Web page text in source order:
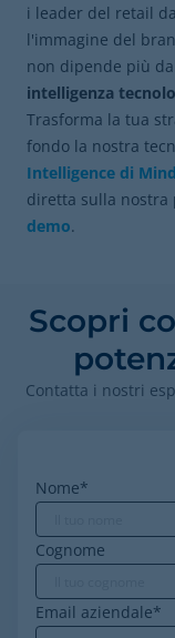
i leader del retail
l'immagine del
non dipende più
intelligenza
Trasforma la tua
fondo la nostra
Intelligence di
diretta sulla nostra
demo.
Scopri
Contatta i nostri
Nome*
Cognome
Email aziendale*